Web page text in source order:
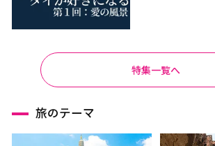
特集一覧へ
旅のテーマ